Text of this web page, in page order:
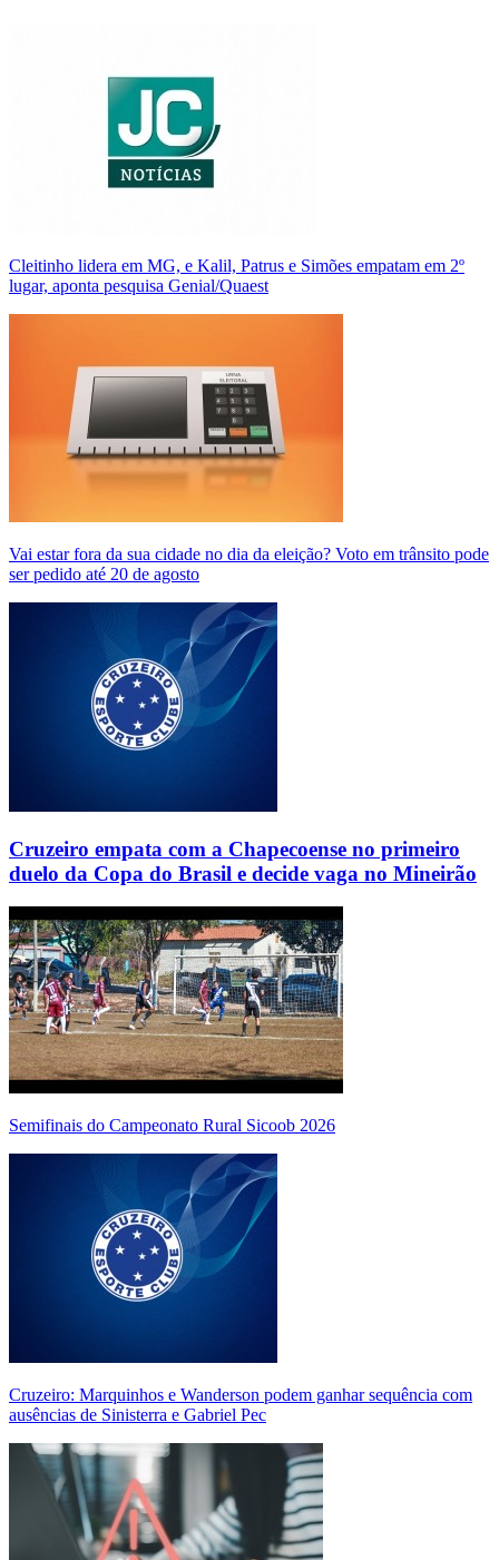
Cleitinho lidera em MG, e Kalil, Patrus e Simões empatam em 2º
lugar, aponta pesquisa Genial/Quaest
Vai estar fora da sua cidade no dia da eleição? Voto em trânsito pode
ser pedido até 20 de agosto
Cruzeiro empata com a Chapecoense no primeiro
duelo da Copa do Brasil e decide vaga no Mineirão
Semifinais do Campeonato Rural Sicoob 2026
Cruzeiro: Marquinhos e Wanderson podem ganhar sequência com
ausências de Sinisterra e Gabriel Pec